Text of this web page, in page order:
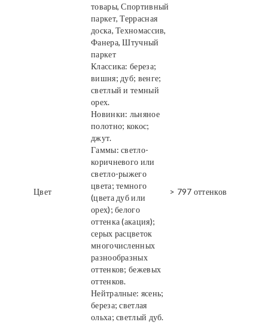
товары, Спортивный
паркет, Террасная
доска, Техномассив,
Фанера, Штучный
паркет
Цвет
Классика: береза;
вишня; дуб; венге;
светлый и темный
орех.
Новинки: льняное
полотно; кокос;
джут.
Гаммы: светло-
коричневого или
светло-рыжего
цвета; темного
(цвета дуб или
орех); белого
оттенка (акация);
серых расцветок
многочисленных
разнообразных
оттенков; бежевых
оттенков.
Нейтралные: ясень;
береза; светлая
ольха; светлый дуб.
> 797 оттенков